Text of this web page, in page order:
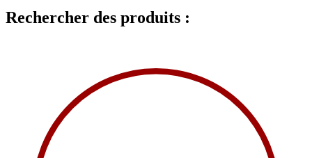
Rechercher des produits :